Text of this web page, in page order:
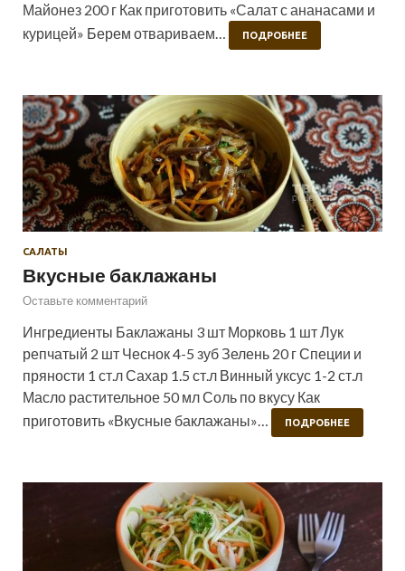
Майонез 200 г Как приготовить «Салат с ананасами и
курицей» Берем отвариваем…
ПОДРОБНЕЕ
САЛАТЫ
Вкусные баклажаны
Оставьте комментарий
Ингредиенты Баклажаны 3 шт Морковь 1 шт Лук
репчатый 2 шт Чеснок 4-5 зуб Зелень 20 г Специи и
пряности 1 ст.л Сахар 1.5 ст.л Винный уксус 1-2 ст.л
Масло растительное 50 мл Соль по вкусу Как
приготовить «Вкусные баклажаны»…
ПОДРОБНЕЕ